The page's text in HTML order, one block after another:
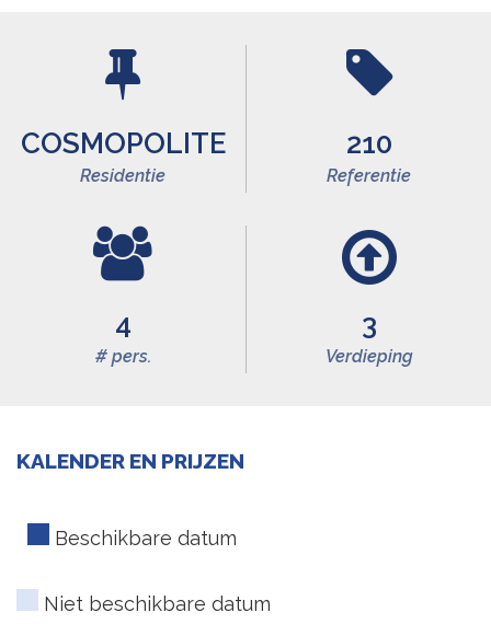
COSMOPOLITE
Residentie
210
Referentie
4
# pers.
3
Verdieping
KALENDER EN PRIJZEN
Beschikbare datum
Niet beschikbare datum